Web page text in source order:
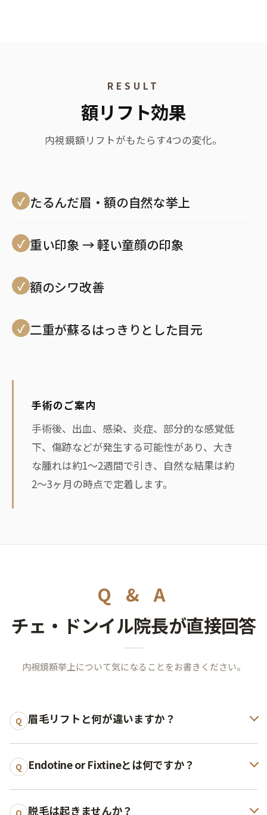
RESULT
額リフト効果
内視鏡額リフトがもたらす4つの変化。
たるんだ眉・額の自然な挙上
重い印象 → 軽い童顔の印象
額のシワ改善
二重が蘇るはっきりとした目元
手術のご案内
手術後、出血、感染、炎症、部分的な感覚低
下、傷跡などが発生する可能性があり、大き
な腫れは約1〜2週間で引き、自然な結果は約
2〜3ヶ月の時点で定着します。
Q & A
チェ・ドンイル院長が直接回答
内視鏡額挙上について気になることをお書きください。
Q 眉毛リフトと何が違いますか？
Q Endotine or Fixtineとは何ですか？
脱毛は起きませんか？